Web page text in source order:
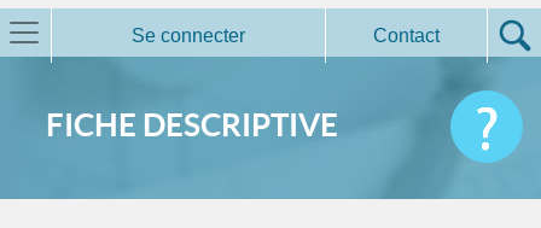
Se connecter Contact
FICHE DESCRIPTIVE